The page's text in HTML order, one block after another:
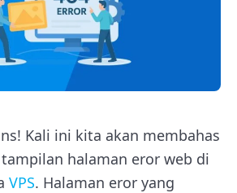
Kali ini kita akan membahas
halaman eror web di
VPS. Halaman eror yang